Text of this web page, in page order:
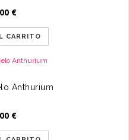
€
CARRITO
Anthurium
€